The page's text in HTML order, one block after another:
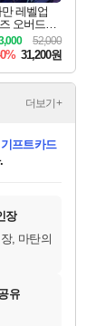
레벨업
오버드라
스 에디션
Arise
Deluxe Edi
52,000
31,200원
더보기+
프트카드
장
, 마탄의
유